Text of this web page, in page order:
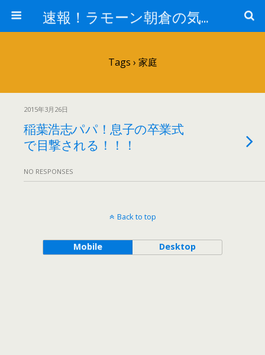
速報！ラモーン朝倉の気になるトレンド！
Tags › 家庭
2015年3月26日
稲葉浩志パパ！息子の卒業式
で目撃される！！！
NO RESPONSES
Back to top
Mobile Desktop